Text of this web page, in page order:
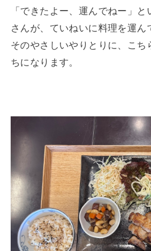
「できたよー、運んでねー」
さんが、ていねいに料理を運ん
そのやさしいやりとりに、こ
ちになります。